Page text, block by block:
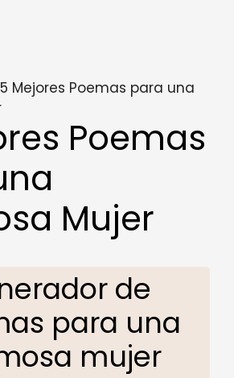
Mejores Poemas para una
Poemas
Mujer
de
para una
mujer